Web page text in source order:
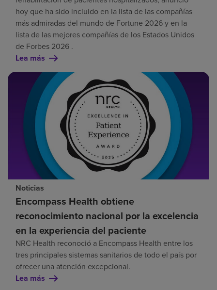
hoy que ha sido incluido en la lista de las compañías
más admiradas del mundo de Fortune 2026 y en la
lista de las mejores compañías de los Estados Unidos
de Forbes 2026 .
Lea más
Noticias
Encompass Health obtiene
reconocimiento nacional por la excelencia
en la experiencia del paciente
NRC Health reconoció a Encompass Health entre los
tres principales sistemas sanitarios de todo el país por
ofrecer una atención excepcional.
Lea más